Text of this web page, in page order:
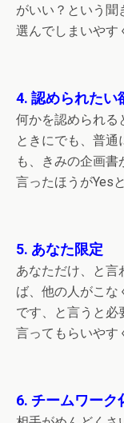
がいい？という聞
選んでしまいやす
4. 認められたい
何かを認められる
ときにでも、普通
も、きみの企画
言ったほうがYes
5. あなた限定
あなただけ、と言
ば、他の人がこな
です、と言うと必
言ってもらいやす
6. チームワーク